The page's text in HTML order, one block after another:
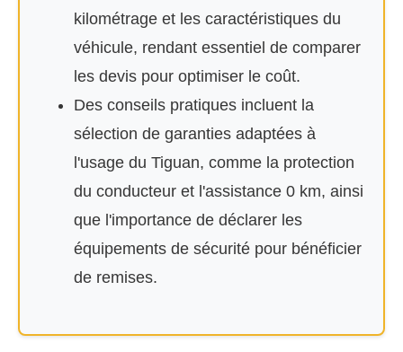
kilométrage et les caractéristiques du
véhicule, rendant essentiel de comparer
les devis pour optimiser le coût.
Des conseils pratiques incluent la
sélection de garanties adaptées à
l'usage du Tiguan, comme la protection
du conducteur et l'assistance 0 km, ainsi
que l'importance de déclarer les
équipements de sécurité pour bénéficier
de remises.